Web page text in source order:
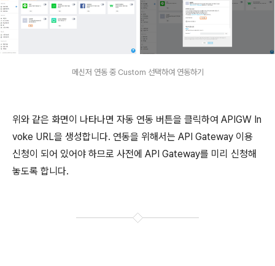
메신저 연동 중 Custom 선택하여 연동하기
위와 같은 화면이 나타나면 자동 연동 버튼을 클릭하여 APIGW In
voke URL을 생성합니다. 연동을 위해서는 API Gateway 이용
신청이 되어 있어야 하므로 사전에 API Gateway를 미리 신청해
놓도록 합니다.